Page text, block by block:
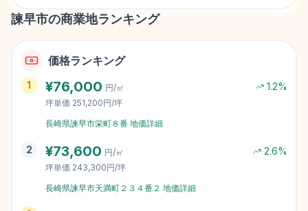
諫早市の商業地ランキング
価格ランキング
1 ¥76,000 円/㎡ 1.2%
坪単価 251,200円/坪
長崎県諫早市栄町８番 地価詳細
2 ¥73,600 円/㎡ 2.6%
坪単価 243,300円/坪
長崎県諫早市天満町２３４番２ 地価詳細